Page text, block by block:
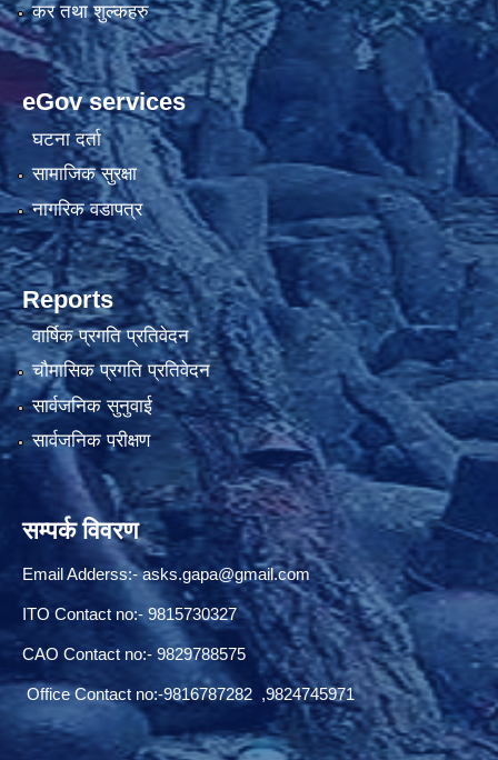
कर तथा शुल्कहरु
eGov services
घटना दर्ता
सामाजिक सुरक्षा
नागरिक वडापत्र
Reports
वार्षिक प्रगति प्रतिवेदन
चौमासिक प्रगति प्रतिवेदन
सार्वजनिक सुनुवाई
सार्वजनिक परीक्षण
सम्पर्क विवरण
Email Adderss:-asks.gapa@gmail.com
ITO Contact no:- 9815730327
CAO Contact no:- 9829788575
Office Contact no:-9816787282 ,9824745971